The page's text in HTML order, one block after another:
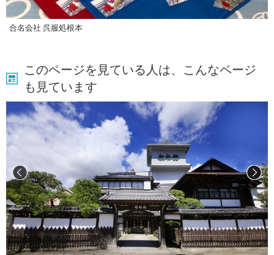
合名会社 呉服処根本
このページを見ている人は、こんなページ
も見ています